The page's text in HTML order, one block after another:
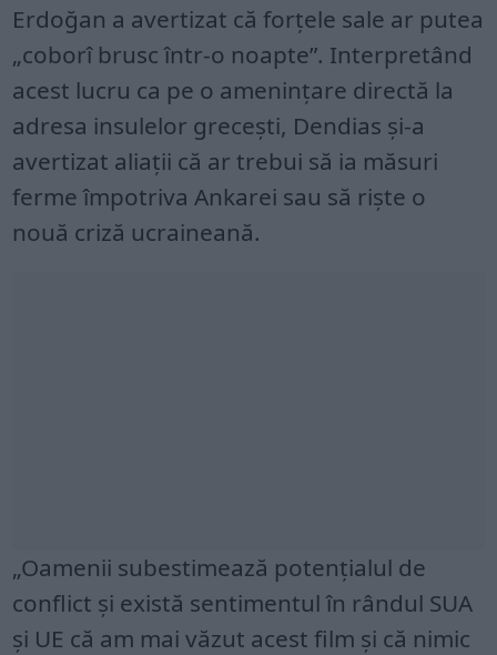
Erdoğan a avertizat că forțele sale ar putea
„coborî brusc într-o noapte”. Interpretând
acest lucru ca pe o amenințare directă la
adresa insulelor grecești, Dendias și-a
avertizat aliații că ar trebui să ia măsuri
ferme împotriva Ankarei sau să riște o
nouă criză ucraineană.
„Oamenii subestimează potențialul de
conflict și există sentimentul în rândul SUA
și UE că am mai văzut acest film și că nimic